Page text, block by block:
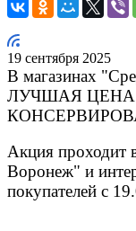
19 сентября 2025
В магазинах "
ЛУЧШАЯ
Акция проходит
Воронеж" и
покупателей с